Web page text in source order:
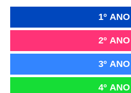
1º ANO
2º ANO
3º ANO
4º ANO